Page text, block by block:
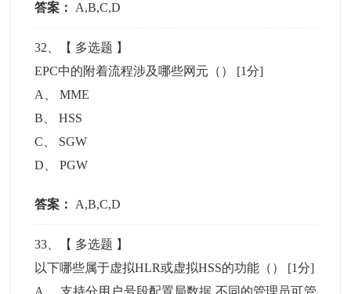
答案： A,B,C,D
32 、【 多选题 】
EPC中的附着流程涉及哪些网元（） [1分]
A
、MME
B 、HSS
C
SGW
D 、PGW
答案： A,B,C,D
33 、【 多选题 】
以下哪些属于虚拟HLR或虚拟HSS的功能（） [1分]
A
支持分用户号段配置局数据,不同的管理员可管